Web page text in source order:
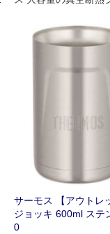
サーモス 【アウトレ
ジョッキ 600ml ステ
0